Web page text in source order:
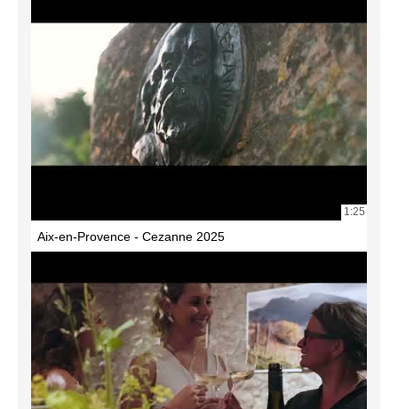
1:25
Aix-en-Provence - Cezanne 2025